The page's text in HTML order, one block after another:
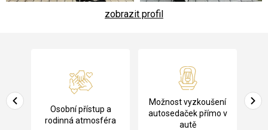
zobrazit profil
a
Osobní přístup a
rodinná atmosféra
Možnost vyzkoušení
autosedaček přímo v
autě